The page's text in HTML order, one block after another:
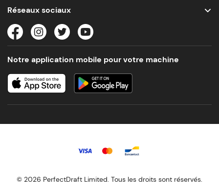
Réseaux sociaux
Notre application mobile pour votre machine
© 2026 PerfectDraft Limited. Tous les droits sont réservés.